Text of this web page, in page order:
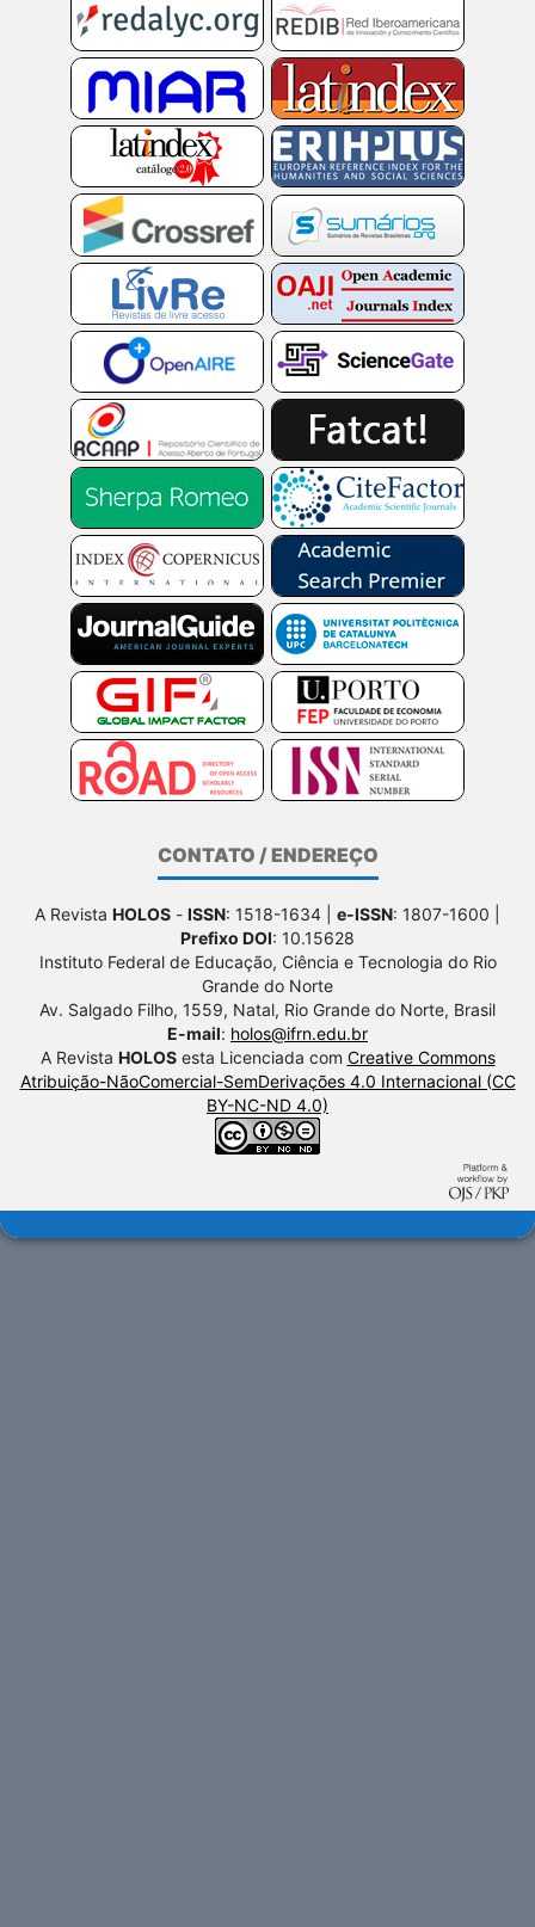
CONTATO / ENDEREÇO
A Revista HOLOS - ISSN: 1518-1634 | e-ISSN: 1807-1600 |
Prefixo DOI: 10.15628
Instituto Federal de Educação, Ciência e Tecnologia do Rio
Grande do Norte
Av. Salgado Filho, 1559, Natal, Rio Grande do Norte, Brasil
E-mail: holos@ifrn.edu.br
A Revista HOLOSesta Licenciada com Creative Commons
Atribuição-NãoComercial-SemDerivações 4.0 Internacional (CC
BY-NC-ND 4.0)